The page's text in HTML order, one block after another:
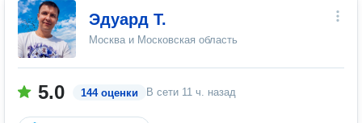
Эдуард Т.
Москва и Московская область
5.0 144 оценки В сети 11 ч. назад